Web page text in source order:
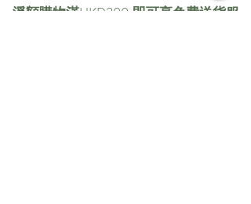
淨額購物滿HKD300 即可享免費送貨服